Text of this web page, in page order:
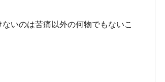
いのは苦痛以外の何物でもないこ